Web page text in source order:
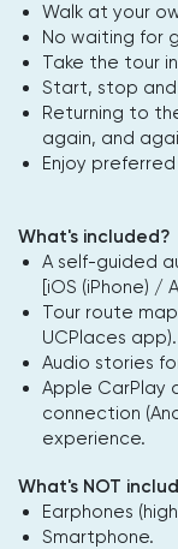
Walk at your
No waiting for
Take the tour
Start, stop
Returning to
again, and
Enjoy
What's included?
A self-guided
[iOS (iPhone) /
Tour route
UCPlaces app).
Audio stories
Apple CarPlay
connection
experience.
What's NOT
Earphones
Smartphone.